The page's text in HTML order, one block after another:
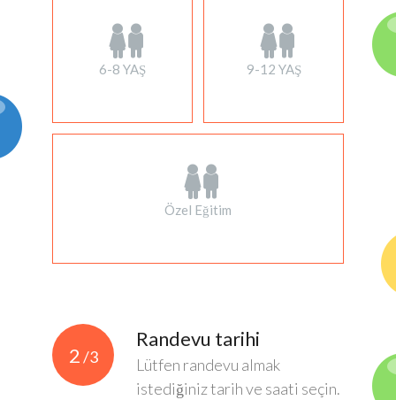
6-8 YAŞ 9-12 YAŞ
Özel Eğitim
2/3
Randevu tarihi
Lütfen randevu almak
istediğiniz tarih ve saati seçin.